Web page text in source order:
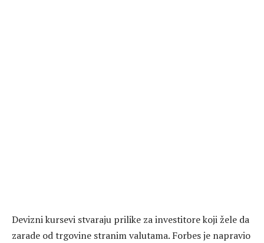
Devizni kursevi stvaraju prilike za investitore koji žele da
zarade od trgovine stranim valutama. Forbes je napravio